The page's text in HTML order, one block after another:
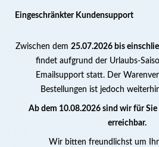
Nebeldüsen
Eingeschränkter Kundensupport
Zwischen dem 25.07.2026 bis
findet aufgrund der Urlaubs-
Emailsupport statt. Der
Bestellungen ist jedoch
Ab dem 10.08.2026 sind wir für
erreichbar.
Wir bitten freundlichst um Ihr